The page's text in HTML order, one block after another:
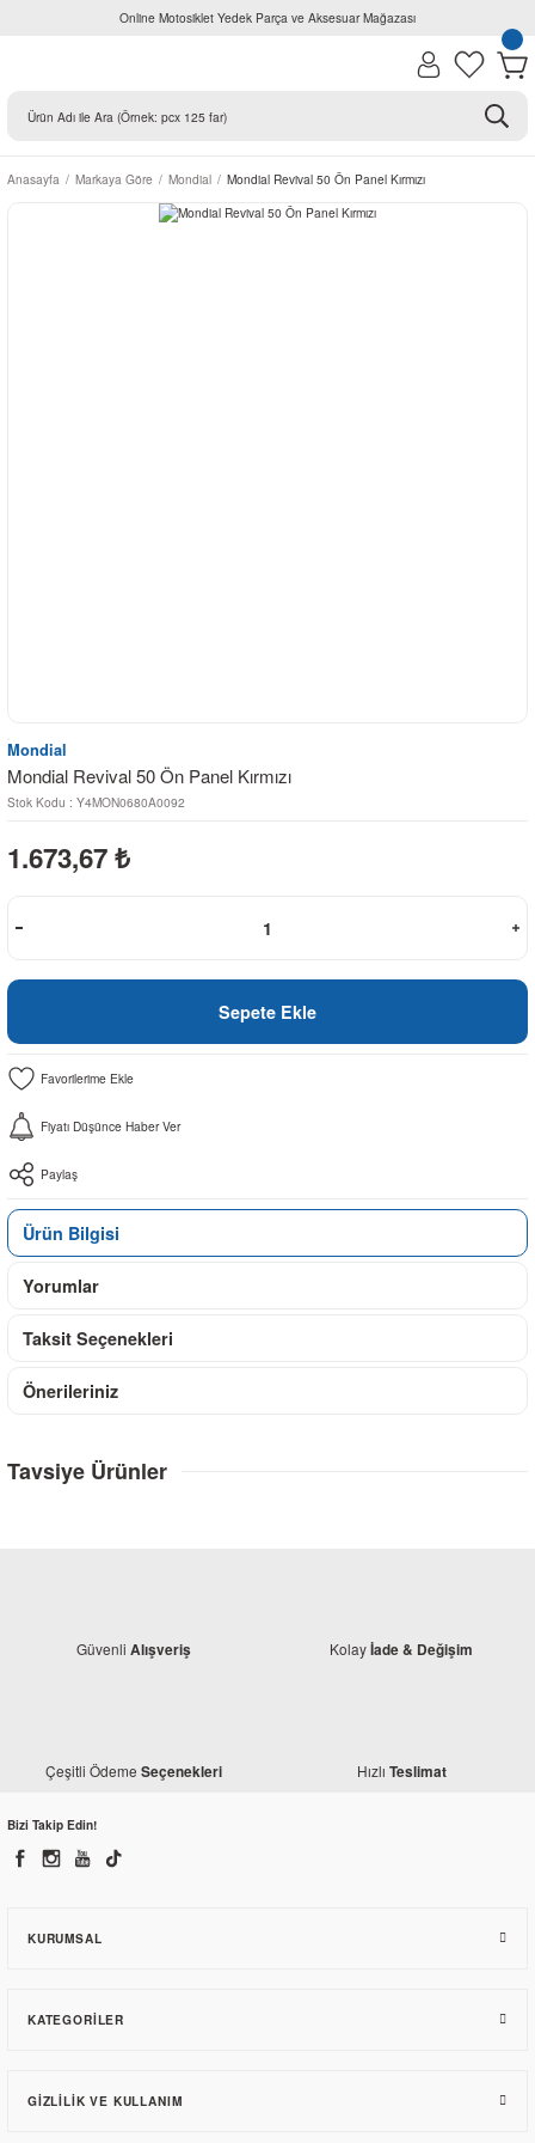
Online Motosiklet Yedek Parça ve Aksesuar Mağazası
Anasayfa Markaya Göre Mondial Mondial Revival 50 Ön Panel Kırmızı
Mondial
Mondial Revival 50 Ön Panel Kırmızı
Stok Kodu : Y4MON0680A0092
1.673,67 ₺
Sepete Ekle
Fiyatı Düşünce Haber Ver
Paylaş
Ürün Bilgisi
Yorumlar
Taksit Seçenekleri
Önerileriniz
Tavsiye Ürünler
Mondial Revival 50 Ön Sol Sinyal
Güvenli Alışveriş Kolayİade & Değişim
Çeşitli Ödeme Seçenekleri Hızlı Teslimat
Bizi Takip Edin!
KURUMSAL
KATEGORILER
GIZLILIK VE KULLANIM